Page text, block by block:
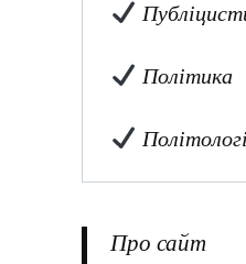
Політика
Про сайт